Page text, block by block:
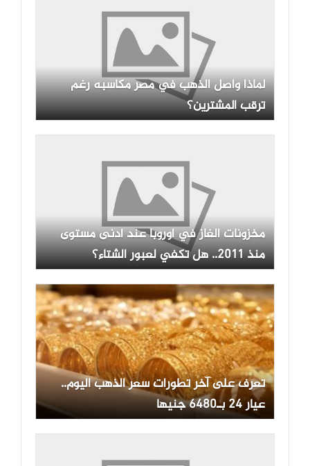
لماذا واصل الذهب في مصر مكاسبه رغم
ترقب المشترين؟
مخزونات الغاز في أوروبا عند أدنى مستوى
منذ 2011.. هل تكفي لعبور الشتاء؟
تعرف على آخر تطورات سعر الذهب اليوم..
عيار 24 بـ6480 جنيها